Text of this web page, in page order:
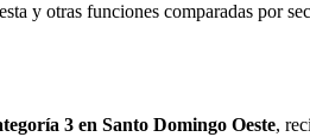
y otras funciones comparadas por
3 en Santo Domingo Oeste,